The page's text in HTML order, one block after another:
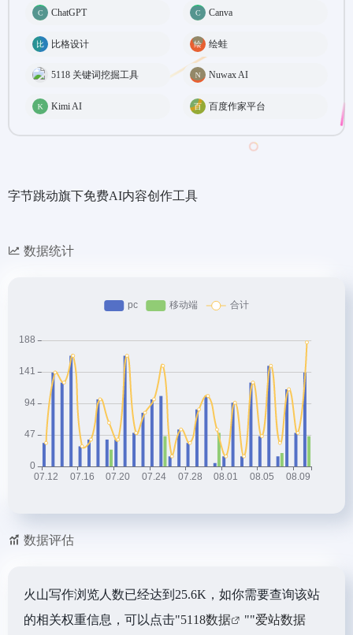
ChatGPT Canva
比格设计 绘蛙
5118 关键词挖掘工具 Nuwax AI
Kimi AI 百度作家平台
字节跳动旗下免费AI内容创作工具
数据统计
数据评估
火山写作浏览人数已经达到25.6K，如你需要查询该站
的相关权重信息，可以点击"5118数据 ""爱站数据